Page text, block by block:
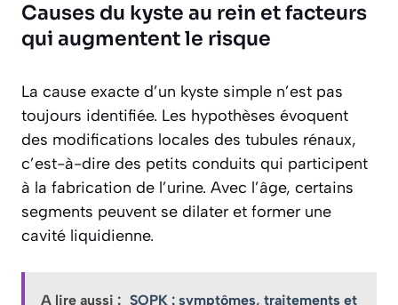
Causes du kyste au rein et facteurs
qui augmentent le risque
La cause exacte d’un kyste simple n’est pas
toujours identifiée. Les hypothèses évoquent
des modifications locales des tubules rénaux,
c’est-à-dire des petits conduits qui participent
à la fabrication de l’urine. Avec l’âge, certains
segments peuvent se dilater et former une
cavité liquidienne.
A lire aussi : SOPK : symptômes, traitements et